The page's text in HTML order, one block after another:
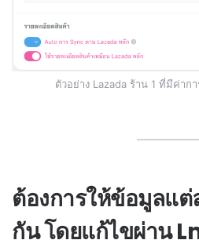
ตัวอย่าง Lazada ร้าน 1 ที่มีค่าก
ต้องการให้ข้อมูลแ
กัน โดยแก้ไขผ่าน